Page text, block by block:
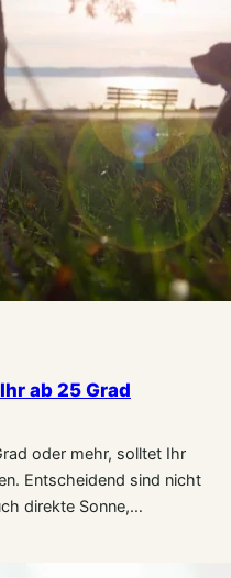
ab 25 Grad
oder mehr, solltet Ihr
Entscheidend sind nicht
direkte Sonne,…